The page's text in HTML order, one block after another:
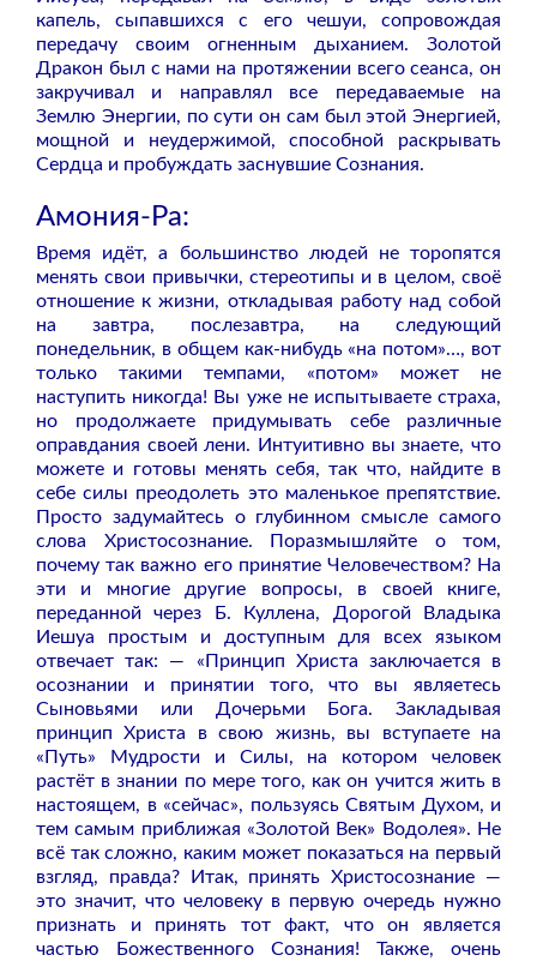
капель, сыпавшихся с его чешуи, сопровождая
передачу своим огненным дыханием. Золотой
Дракон был с нами на протяжении всего сеанса, он
закручивал и направлял все передаваемые на
Землю Энергии, по сути он сам был этой Энергией,
мощной и неудержимой, способной раскрывать
Сердца и пробуждать заснувшие Сознания.
Амония-Ра:
Время идёт, а большинство людей не торопятся
менять свои привычки, стереотипы и в целом, своё
отношение к жизни, откладывая работу над собой
на завтра, послезавтра, на следующий
понедельник, в общем как-нибудь «на потом»…, вот
только такими темпами, «потом» может не
наступить никогда! Вы уже не испытываете страха,
но продолжаете придумывать себе различные
оправдания своей лени. Интуитивно вы знаете, что
можете и готовы менять себя, так что, найдите в
себе силы преодолеть это маленькое препятствие.
Просто задумайтесь о глубинном смысле самого
слова Христосознание. Поразмышляйте о том,
почему так важно его принятие Человечеством? На
эти и многие другие вопросы, в своей книге,
переданной через Б. Куллена, Дорогой Владыка
Иешуа простым и доступным для всех языком
отвечает так: — «Принцип Христа заключается в
осознании и принятии того, что вы являетесь
Сыновьями или Дочерьми Бога. Закладывая
принцип Христа в свою жизнь, вы вступаете на
«Путь» Мудрости и Силы, на котором человек
растёт в знании по мере того, как он учится жить в
настоящем, в «сейчас», пользуясь Святым Духом, и
тем самым приближая «Золотой Век» Водолея». Не
всё так сложно, каким может показаться на первый
взгляд, правда? Итак, принять Христосознание —
это значит, что человеку в первую очередь нужно
признать и принять тот факт, что он является
частью Божественного Сознания! Также, очень